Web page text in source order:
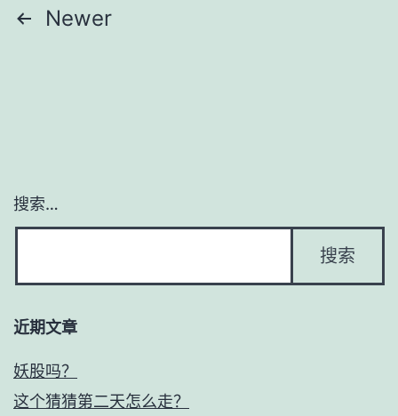
文
Newer
搜索…
近期文章
妖股吗？
这个猜猜第二天怎么走？